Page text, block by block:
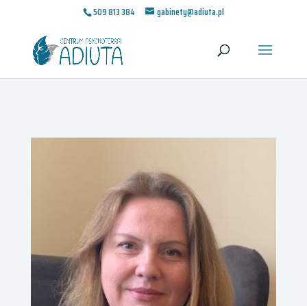
509 813 384 gabinety@adiuta.pl